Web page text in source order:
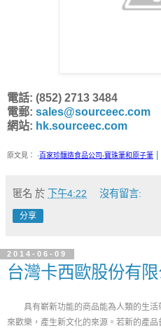
電話: (852) 2713 3484
電郵: sales@sourceec.com
網站: hk.sourceec.com
原文見： -百家珍釀造食品公司-寶珠筆和原子筆 |
匿名 於 下午4:22 沒有留言:
分享
2014-06-09
台灣卡西歐股份有
具有嶄新功能的商品能為人類的生活
來歡樂，產生新文化的來源。若新的產